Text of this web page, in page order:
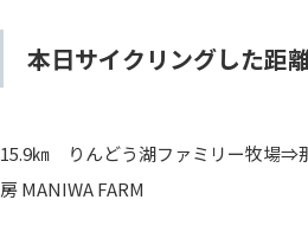
本日サイクリングした距
15.9㎞ りんどう湖ファミリー牧場
房 MANIWA FARM